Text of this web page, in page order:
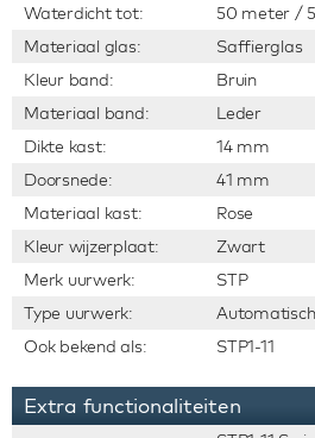
Waterdicht tot:
50 meter /
Materiaal glas:
Saffierglas
Kleur band:
Bruin
Materiaal band:
Leder
Dikte kast:
14 mm
Doorsnede:
41 mm
Materiaal kast:
Rose
Kleur wijzerplaat:
Zwart
Merk uurwerk:
STP
Type uurwerk:
Ook bekend als:
STP1-11
Extra functionaliteiten